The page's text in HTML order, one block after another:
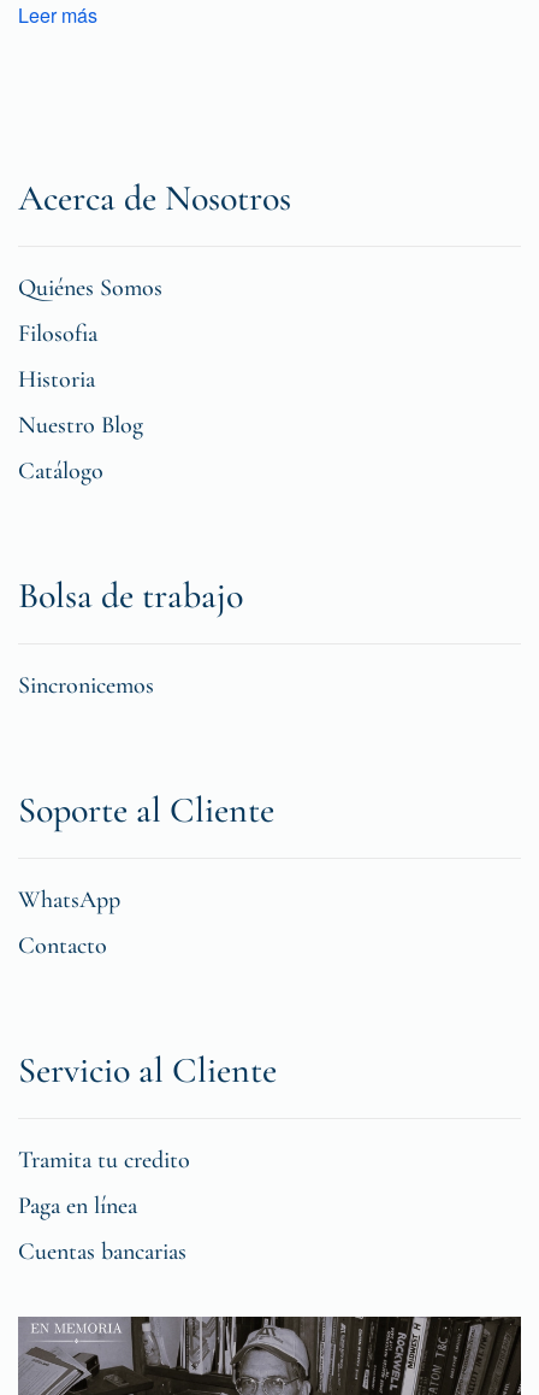
Leer más
Acerca de Nosotros
Quiénes Somos
Filosofia
Historia
Nuestro Blog
Catálogo
Bolsa de trabajo
Sincronicemos
Soporte al Cliente
WhatsApp
Contacto
Servicio al Cliente
Tramita tu credito
Paga en línea
Cuentas bancarias